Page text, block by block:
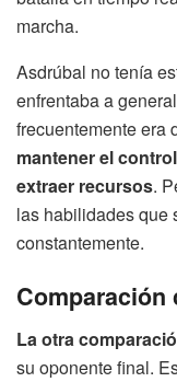
marcha.
Asdrúbal no tenía
enfrentaba a
frecuentemente era
mantener el
extraer recursos.
las habilidades que
constantemente.
Comparación
La otra
su oponente final.